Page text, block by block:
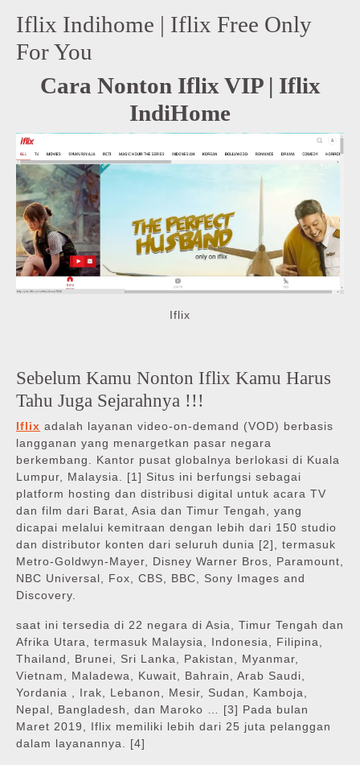
Iflix Indihome | Iflix Free Only
For You
Cara Nonton Iflix VIP | Iflix
IndiHome
Iflix
Sebelum Kamu Nonton Iflix Kamu Harus
Tahu Juga Sejarahnya !!!
Iflix adalah layanan video-on-demand (VOD) berbasis
langganan yang menargetkan pasar negara
berkembang. Kantor pusat globalnya berlokasi di Kuala
Lumpur, Malaysia. [1] Situs ini berfungsi sebagai
platform hosting dan distribusi digital untuk acara TV
dan film dari Barat, Asia dan Timur Tengah, yang
dicapai melalui kemitraan dengan lebih dari 150 studio
dan distributor konten dari seluruh dunia [2], termasuk
Metro-Goldwyn-Mayer, Disney Warner Bros, Paramount,
NBC Universal, Fox, CBS, BBC, Sony Images and
Discovery.
saat ini tersedia di 22 negara di Asia, Timur Tengah dan
Afrika Utara, termasuk Malaysia, Indonesia, Filipina,
Thailand, Brunei, Sri Lanka, Pakistan, Myanmar,
Vietnam, Maladewa, Kuwait, Bahrain, Arab Saudi,
Yordania , Irak, Lebanon, Mesir, Sudan, Kamboja,
Nepal, Bangladesh, dan Maroko … [3] Pada bulan
Maret 2019, Iflix memiliki lebih dari 25 juta pelanggan
dalam layanannya. [4]